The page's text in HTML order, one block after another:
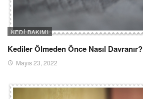
KEDI BAKIMI
Kediler Ölmeden Önce Nasıl Davranır?
Mayıs 23, 2022